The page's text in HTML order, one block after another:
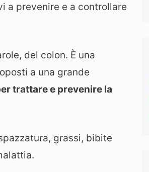
a prevenire e a controllare
del colon. È una
a una grande
trattare e prevenire la
grassi, bibite